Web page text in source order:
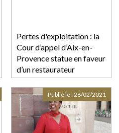
Pertes d'exploitation : la
Cour d’appel d’Aix-en-
Provence statue en faveur
d’un restaurateur
Publié le :26/02/2021